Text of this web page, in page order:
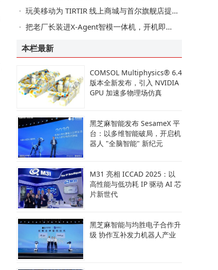
玩美移动为 TIRTIR 线上商城与首尔旗舰店提供 AR 粉底液虚拟试妆及 AI 智能粉底配色技术
把老厂长装进X-Agent智模一体机，开机即用，越用越智能！
本栏最新
COMSOL Multiphysics® 6.4
版本全新发布，引入 NVIDIA
GPU 加速多物理场仿真
黑芝麻智能发布 SesameX 平
台：以多维智能破局，开启机
器人 "全脑智能" 新纪元
M31 亮相 ICCAD 2025：以
高性能与低功耗 IP 驱动 AI 芯
片新世代
黑芝麻智能与均胜电子合作升
级 协作互补发力机器人产业